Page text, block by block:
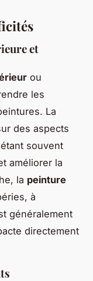
et
ou
les
La
des aspects
souvent
améliorer la
la peinture
à
généralement
directement